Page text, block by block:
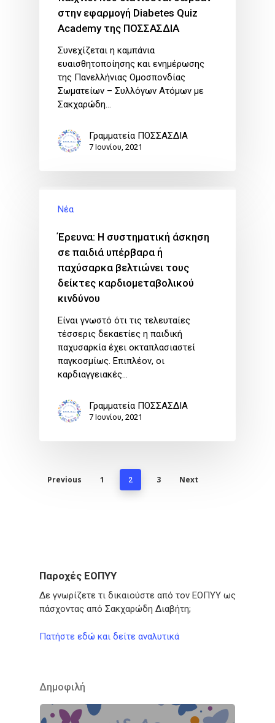
στην εφαρμογή Diabetes Quiz
Academy της ΠΟΣΣΑΣΔΙΑ
Συνεχίζεται η καμπάνια
ευαισθητοποίησης και ενημέρωσης
της Πανελλήνιας Ομοσπονδίας
Σωματείων – Συλλόγων Ατόμων με
Σακχαρώδη…
Γραμματεία ΠΟΣΣΑΣΔΙΑ
7 Ιουνίου, 2021
Νέα
Έρευνα: Η συστηματική άσκηση
σε παιδιά υπέρβαρα ή
παχύσαρκα βελτιώνει τους
δείκτες καρδιομεταβολικού
κινδύνου
Είναι γνωστό ότι τις τελευταίες
τέσσερις δεκαετίες η παιδική
παχυσαρκία έχει οκταπλασιαστεί
παγκοσμίως. Επιπλέον, οι
καρδιαγγειακές…
Γραμματεία ΠΟΣΣΑΣΔΙΑ
7 Ιουνίου, 2021
Previous 1 2 3 Next
Παροχές ΕΟΠΥΥ
Δε γνωρίζετε τι δικαιούστε από τον ΕΟΠΥΥ ως
πάσχοντας από Σακχαρώδη Διαβήτη;
Πατήστε εδώ και δείτε αναλυτικά
Δημοφιλή